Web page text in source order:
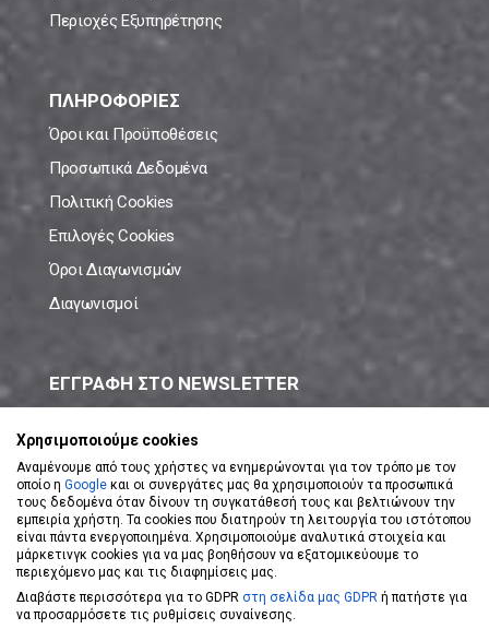
Περιοχές Εξυπηρέτησης
ΠΛΗΡΟΦΟΡΙΕΣ
Όροι και Προϋποθέσεις
Προσωπικά Δεδομένα
Πολιτική Cookies
Επιλογές Cookies
Όροι Διαγωνισμών
Διαγωνισμοί
ΕΓΓΡΑΦΗ ΣΤΟ NEWSLETTER
ΕΓΓΡΑΦΗ ΣΤΟ NEWSLETTER
Αποδέχομαι τουςΌρους Χρήσης
Χρησιμοποιούμε cookies
Αναμένουμε από τους χρήστες να ενημερώνονται για τον τρόπο με τον
οποίο η Google και οι συνεργάτες μας θα χρησιμοποιούν τα προσωπικά
τους δεδομένα όταν δίνουν τη συγκατάθεσή τους και βελτιώνουν την
εμπειρία χρήστη. Τα cookies που διατηρούν τη λειτουργία του ιστότοπου
είναι πάντα ενεργοποιημένα. Χρησιμοποιούμε αναλυτικά στοιχεία και
μάρκετινγκ cookies για να μας βοηθήσουν να εξατομικεύουμε το
περιεχόμενο μας και τις διαφημίσεις μας.
Διαβάστε περισσότερα για το GDPR στη σελίδα μας GDPR ή πατήστε για
να προσαρμόσετε τις ρυθμίσεις συναίνεσης.